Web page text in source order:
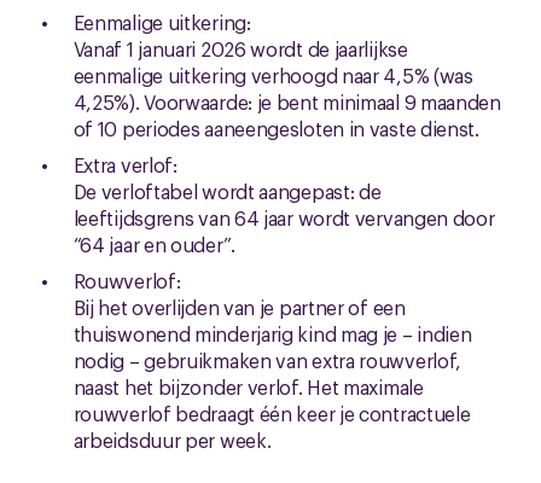
Eenmalige uitkering:
Vanaf 1 januari 2026 wordt de jaarlijkse
eenmalige uitkering verhoogd naar 4,5% (was
4,25%). Voorwaarde: je bent minimaal 9 maanden
of 10 periodes aaneengesloten in vaste dienst.
Extra verlof:
De verloftabel wordt aangepast: de
leeftijdsgrens van 64 jaar wordt vervangen door
“64 jaar en ouder”.
Rouwverlof:
Bij het overlijden van je partner of een
thuiswonend minderjarig kind mag je – indien
nodig – gebruikmaken van extra rouwverlof,
naast het bijzonder verlof. Het maximale
rouwverlof bedraagt één keer je contractuele
arbeidsduur per week.